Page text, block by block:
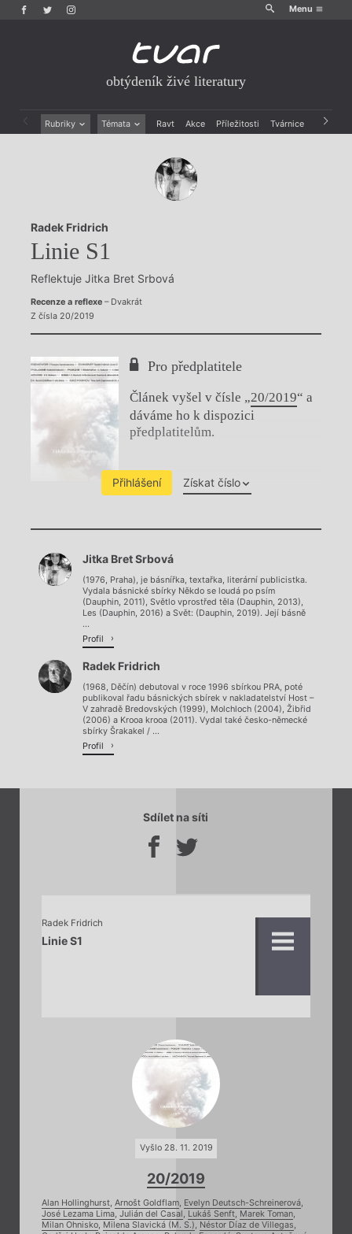
Menu
obtýdeník živé literatury
Rubriky Témata Ravt Akce Příležitosti Tvárnice Archiv
Rozhovory
Dokument
Výroční ceny
Radek Fridrich
Linie S1
Reflektuje Jitka Bret Srbová
Recenze a reflexe– Dvakrát
Z čísla 20/2019
Pro předplatitele
Článek vyšel v čísle „20/2019“ a
dáváme ho k dispozici
předplatitelům.
Přihlášení Získat číslo
Chviličku.
Načítá se.
Jitka Bret Srbová
(1976, Praha), je básnířka, textařka, literární publicistka.
Vydala básnické sbírky Někdo se loudá po psím
(Dauphin, 2011), Světlo vprostřed těla (Dauphin, 2013),
Les (Dauphin, 2016) a Svět: (Dauphin, 2019). Její básně
...
Profil
Radek Fridrich
(1968, Děčín) debutoval v roce 1996 sbírkou PRA, poté
publikoval řadu básnických sbírek v nakladatelství Host –
V zahradě Bredovských (1999), Molchloch (2004), Žibřid
(2006) a Krooa krooa (2011). Vydal také česko-německé
sbírky Šrakakel / ...
Profil
Sdílet na síti
Radek Fridrich
Linie S1
Vyšlo 28. 11. 2019
20/2019
Alan Hollinghurst, Arnošt Goldflam, Evelyn Deutsch-Schreinerová,
José Lezama Lima, Julián del Casal, Lukáš Senft, Marek Toman,
Milan Ohnisko, Milena Slavická (M. S.), Néstor Díaz de Villegas,